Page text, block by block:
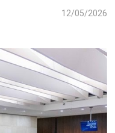
12/05/2026